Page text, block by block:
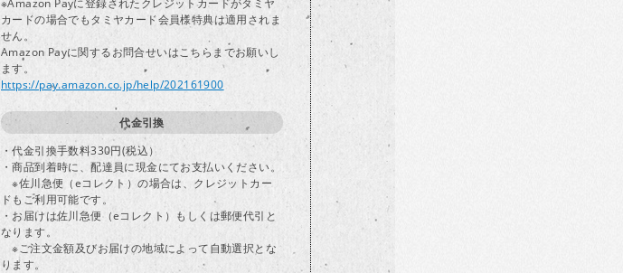
※Amazon Payに登録されたクレジットカードがタミヤ
カードの場合でもタミヤカード会員様特典は適用されま
せん。
Amazon Payに関するお問合せいはこちらまでお願いし
ます。
https://pay.amazon.co.jp/help/202161900
代金引換
・代金引換手数料330円(税込）
・商品到着時に、配達員に現金にてお支払いください。
※佐川急便（eコレクト）の場合は、クレジットカー
ドもご利用可能です。
・お届けは佐川急便（eコレクト）もしくは郵便代引と
なります。
※ご注文金額及びお届けの地域によって自動選択とな
ります。